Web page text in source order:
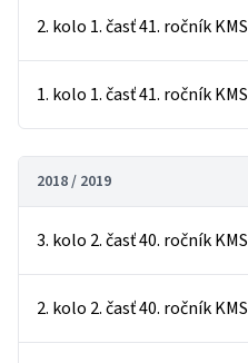
2. kolo 1. časť 41. ročník KMS
1. kolo 1. časť 41. ročník KMS
2018 / 2019
3. kolo 2. časť 40. ročník KMS
2. kolo 2. časť 40. ročník KMS